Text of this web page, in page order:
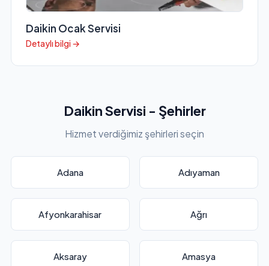
Daikin Ocak Servisi
Detaylı bilgi →
Daikin Servisi - Şehirler
Hizmet verdiğimiz şehirleri seçin
Adana Adıyaman
Afyonkarahisar Ağrı
Aksaray Amasya